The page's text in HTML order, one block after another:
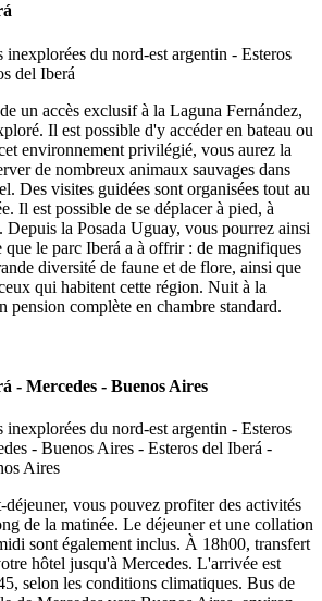
un accès exclusif à la Laguna Fernández,
Il est possible d'y accéder en bateau ou
environnement privilégié, vous aurez la
de nombreux animaux sauvages dans
Des visites guidées sont organisées tout au
Il est possible de se déplacer à pied, à
Depuis la Posada Uguay, vous pourrez ainsi
que le parc Iberá a à offrir : de magnifiques
diversité de faune et de flore, ainsi que
qui habitent cette région. Nuit à la
pension complète en chambre standard.
- Mercedes - Buenos Aires
vous pouvez profiter des activités
de la matinée. Le déjeuner et une collation
sont également inclus. À 18h00, transfert
hôtel jusqu'à Mercedes. L'arrivée est
selon les conditions climatiques. Bus de